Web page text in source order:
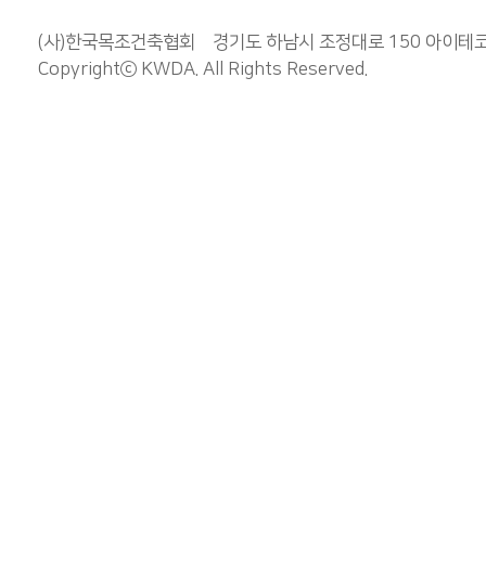
(사)한국목조건축협회 경기도 하남시 조정대로 150 아
Copyrightⓒ KWDA. All Rights Reserved.